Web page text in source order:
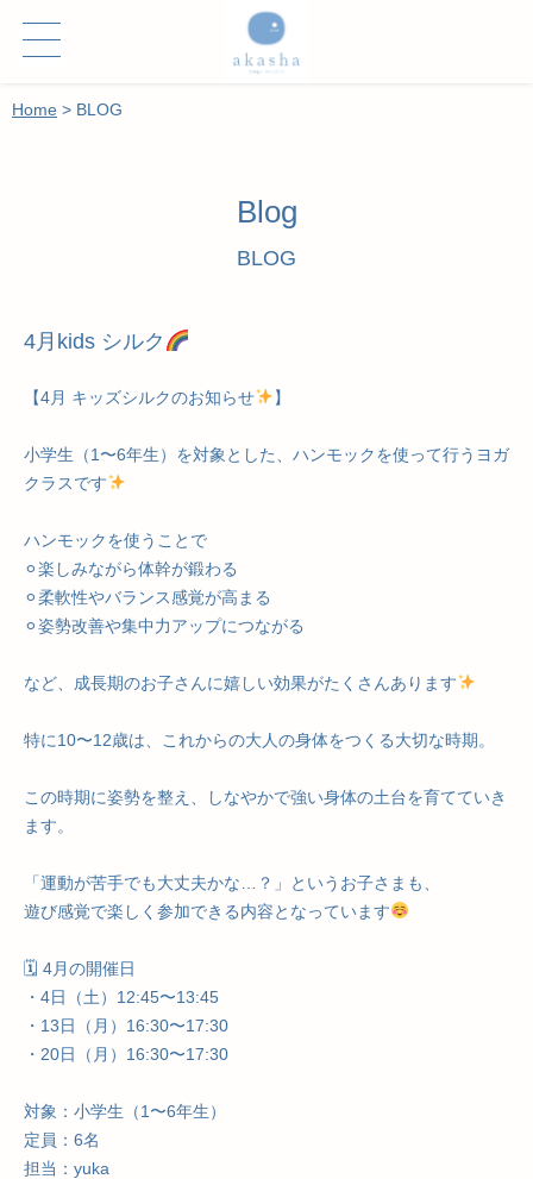
Home > BLOG
Blog
BLOG
4月kids シルク
【4月 キッズシルクのお知らせ 】
小学生（1〜6年生）を対象とした、ハンモックを使って行うヨガ
クラスです
ハンモックを使うことで
⚪︎楽しみながら体幹が鍛わる
⚪︎柔軟性やバランス感覚が高まる
⚪︎姿勢改善や集中力アップにつながる
など、成長期のお子さんに嬉しい効果がたくさんあります
特に10〜12歳は、これからの大人の身体をつくる大切な時期。
この時期に姿勢を整え、しなやかで強い身体の土台を育てていき
ます。
「運動が苦手でも大丈夫かな…？」というお子さまも、
遊び感覚で楽しく参加できる内容となっています
🗓 4月の開催日
・4日（土）12:45〜13:45
・13日（月）16:30〜17:30
・20日（月）16:30〜17:30
対象：小学生（1〜6年生）
定員：6名
担当：yuka